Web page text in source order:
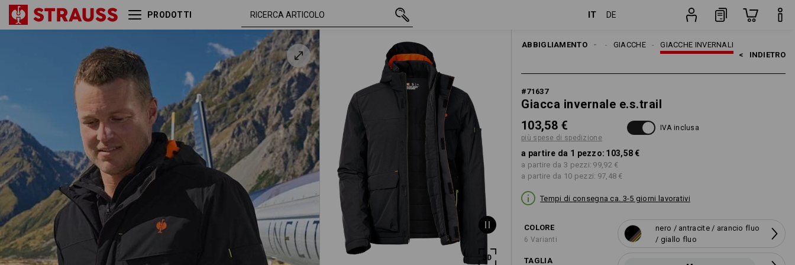
PRODOTTI IT DE
ABBIGLIAMENTO GIACCHE INVERNALI
GIACCHE
UOMO
< INDIETRO
#71637
Giacca invernale e.s.trail
103,58 €
più spese di spedizione
IVA inclusa
a partire da 1 pezzo: 103,58 €
a partire da 3 pezzi: 99,92 €
a partire da 10 pezzi: 97,48 €
Tempi di consegna ca. 3-5 giorni lavorativi
COLORE
6 Varianti
nero / antracite / arancio fluo
/ giallo fluo
TAGLIA
Giacca invernale
giallo fluo
M